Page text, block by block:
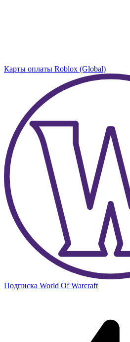
Карты оплаты Roblox (Global)
Подписка World Of Warcraft